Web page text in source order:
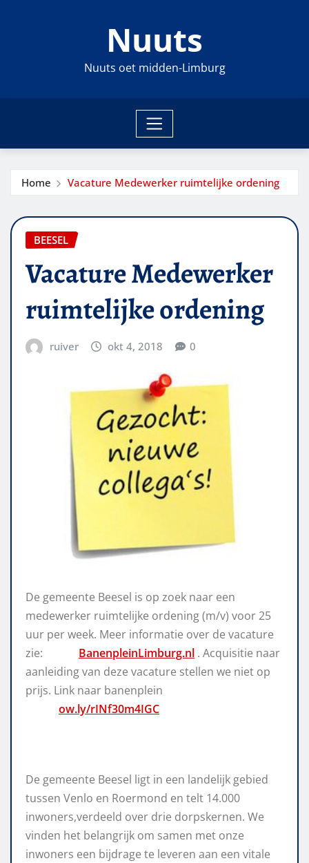
Nuuts
Nuuts oet midden-Limburg
Home Vacature Medewerker ruimtelijke ordening
BEESEL
Vacature Medewerker
ruimtelijke ordening
ruiver okt 4, 2018 0
De gemeente Beesel is op zoek naar een
medewerker ruimtelijke ordening (m/v) voor 25
uur per week. Meer informatie over de vacature
zie:
BanenpleinLimburg.nl . Acquisitie naar
aanleiding van deze vacature stellen we niet op
prijs. Link naar banenplein
ow.ly/rINf30m4IGC
De gemeente Beesel ligt in een landelijk gebied
tussen Venlo en Roermond en telt 14.000
inwoners,verdeeld over drie dorpskernen. We
vinden het belangrijk om samen met onze
inwoners een bijdrage te leveren aan een vitale